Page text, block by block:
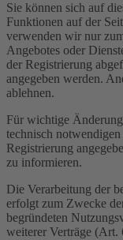
Sie können sich auf
Funktionen auf der
verwenden wir nur
Angebotes oder
der Registrierung
angegeben werden.
ablehnen.
Für wichtige
technisch
Registrierung
zu informieren.
Die Verarbeitung der
erfolgt zum Zwecke
begründeten
weiterer Verträge